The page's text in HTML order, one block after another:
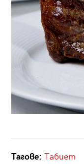
Тагове: Табиет